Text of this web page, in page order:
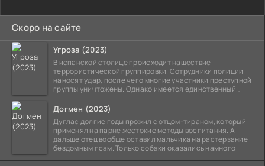
Скоро на сайте
Угроза (2023)
В испанской столице происходит нашествие
террористической группировки. Сотрудники полиции
наносят удар, после чего многие участники преступной
группы уничтожены. Однако имеется единственный
Догмен (2023)
Дуглас долгие годы прожил с отцом-тираном, который
применял на парне жестокие методы воспитания. А
дальше отец вообще оставил мальчика на растерзание
бездомным псам. Только собаки оказались намного